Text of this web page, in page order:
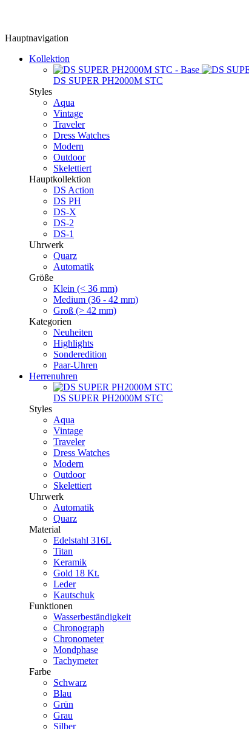
Hauptnavigation
Kollektion
DS SUPER PH2000M STC
Styles
Aqua
Vintage
Traveler
Dress Watches
Modern
Outdoor
Skelettiert
Hauptkollektion
DS Action
DS PH
DS-X
DS-2
DS-1
Uhrwerk
Quarz
Automatik
Größe
Klein (< 36 mm)
Medium (36 - 42 mm)
Groß (> 42 mm)
Kategorien
Neuheiten
Highlights
Sonderedition
Paar-Uhren
Herrenuhren
DS SUPER PH2000M STC
Styles
Aqua
Vintage
Traveler
Dress Watches
Modern
Outdoor
Skelettiert
Uhrwerk
Automatik
Quarz
Material
Edelstahl 316L
Titan
Keramik
Gold 18 Kt.
Leder
Kautschuk
Funktionen
Wasserbeständigkeit
Chronograph
Chronometer
Mondphase
Tachymeter
Farbe
Schwarz
Blau
Grün
Grau
Silber